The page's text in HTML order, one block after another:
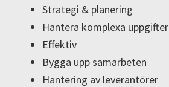
Strategi & planering
Hantera komplexa uppgifter
Effektiv
Bygga upp samarbeten
Hantering av leverantörer